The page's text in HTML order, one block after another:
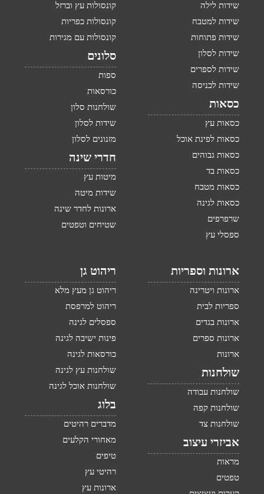
שידות לילה
שידות למטבח
שידות פתוחות
שידות לסלון
שידות לספרים
שידות לכניסה
כסאות
כסאות עץ
כסאות לפינת אוכל
כסאות גבוהים
כסאות בד
כסאות מטבח
כסאות לגינה
שרפרפים
ספסלי עץ
קונסולות עץ וברזל
קונסולות כפריות
קונסולות עם מגירות
סלונים
ספות
כורסאות
שולחנות סלון
שידות לסלון
מזנונים לסלון
חדרי שינה
מיטות עץ
שידות מיטה
ארונות לחדר שינה
שטיחים וטפטים
ארונות וספריות
ארונות ויטרינה
ספריות לבית
ארונות בגדים
ארונות ספרים
ארונות
שולחנות
שולחנות עבודה
שולחנות קפה
שולחנות צד
אביזרי עיצוב
מראות
טפטים
ריהוט גן
ריהוט גן מעץ מלא
ריהוט למרפסת
ספסלים לגינה
פינות ישיבה לגינה
כורסאות לגינה
שולחנות עץ לגינה
שולחנות אוכל לגינה
בלוג
מדברים רהיטים
מאחורי הקלעים
טיפים
רהיטי עץ
ארונות עץ